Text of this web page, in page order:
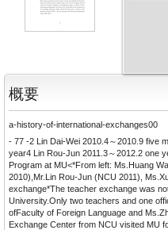
概要
a-history-of-international-exchanges00
- 77 -2 Lin Dai-Wei 2010.4～2010.9 five
year4 Lin Rou-Jun 2011.3～2012.2 one
Program at MU<*From left: Ms.Huang
2010),Mr.Lin Rou-Jun (NCU 2011),
exchange*The teacher exchange was
University.Only two teachers and one
ofFaculty of Foreign Language and
Exchange Center from NCU visited MU